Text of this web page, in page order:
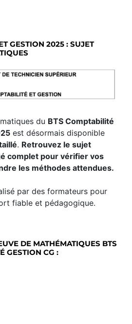
GESTION 2025 : SUJET
du BTS Comptabilité
est désormais disponible
. Retrouvez le sujet
complet pour vérifier vos
les méthodes attendues.
par des formateurs pour
fiable et pédagogique.
DE MATHÉMATIQUES BTS
GESTION CG :